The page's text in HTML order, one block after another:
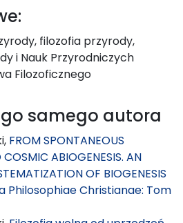
filozofia przyrody,
i Nauk Przyrodniczych
Filozoficznego
samego autora
FROM SPONTANEOUS
ABIOGENESIS. AN
OF BIOGENESIS
Philosophiae Christianae: Tom